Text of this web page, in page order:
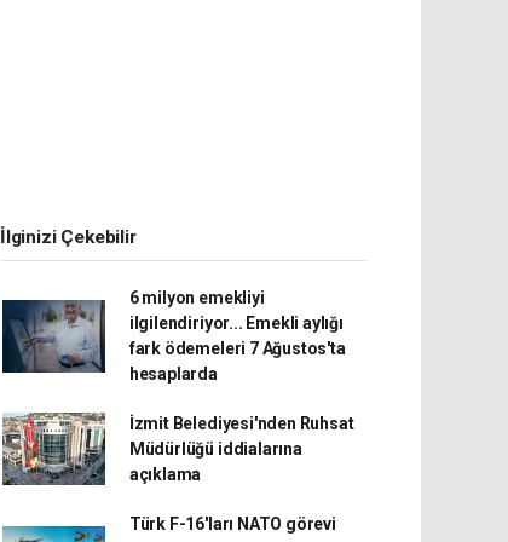
İlginizi Çekebilir
6 milyon emekliyi
ilgilendiriyor... Emekli aylığı
fark ödemeleri 7 Ağustos'ta
hesaplarda
İzmit Belediyesi'nden Ruhsat
Müdürlüğü iddialarına
açıklama
Türk F-16'ları NATO görevi